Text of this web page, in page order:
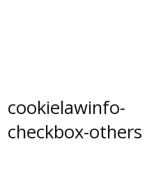
cookielawinfo-
checkbox-others